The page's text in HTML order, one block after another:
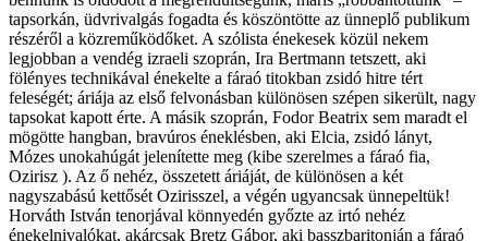
tapsorkán, üdvrivalgás fogadta és köszöntötte az ünneplő publikum
részéről a közreműködőket. A szólista énekesek közül nekem
legjobban a vendég izraeli szoprán, Ira Bertmann tetszett, aki
fölényes technikával énekelte a fáraó titokban zsidó hitre tért
feleségét; áriája az első felvonásban különösen szépen sikerült, nagy
tapsokat kapott érte. A másik szoprán, Fodor Beatrix sem maradt el
mögötte hangban, bravúros éneklésben, aki Elcia, zsidó lányt,
Mózes unokahúgát jelenítette meg (kibe szerelmes a fáraó fia,
Ozirisz ). Az ő nehéz, összetett áriáját, de különösen a két
nagyszabású kettősét Ozirisszel, a végén ugyancsak ünnepeltük!
Horváth István tenorjával könnyedén győzte az irtó nehéz
énekelnivalókat, akárcsak Bretz Gábor, aki basszbaritonján a fáraó